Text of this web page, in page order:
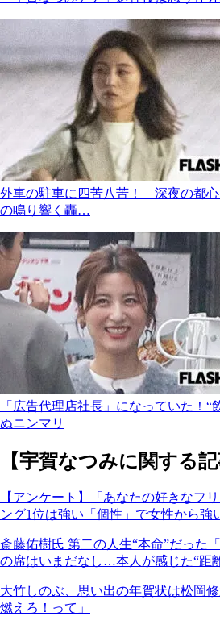
外車の駐車に四苦八苦！ 深夜の都心
の鳴り響く轟…
「広告代理店社長」になっていた！“
ぬニンマリ
【宇賀なつみに関する記
【アンケート】「あなたの好きなフ
ング1位は強い「個性」で女性から強
斎藤佑樹氏 第二の人生“本命”だった
の席はいまだなし…本人が感じた“距
大竹しのぶ、思い出の年賀状は松岡
燃えろ！って」